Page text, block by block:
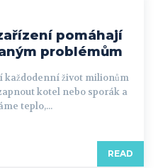
pomáhají
problémům
každodenní život milionům
kotel nebo sporák a
teplo,...
READ